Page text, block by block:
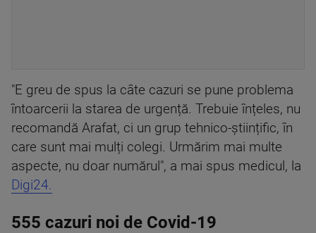
"E greu de spus la câte cazuri se pune problema
întoarcerii la starea de urgență. Trebuie înțeles, nu
recomandă Arafat, ci un grup tehnico-științific, în
care sunt mai mulți colegi. Urmărim mai multe
aspecte, nu doar numărul", a mai spus medicul, la
Digi24.
555 cazuri noi de Covid-19